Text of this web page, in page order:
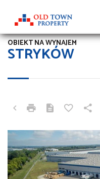
STRYKÓW
OBIEKT NA WYNAJEM